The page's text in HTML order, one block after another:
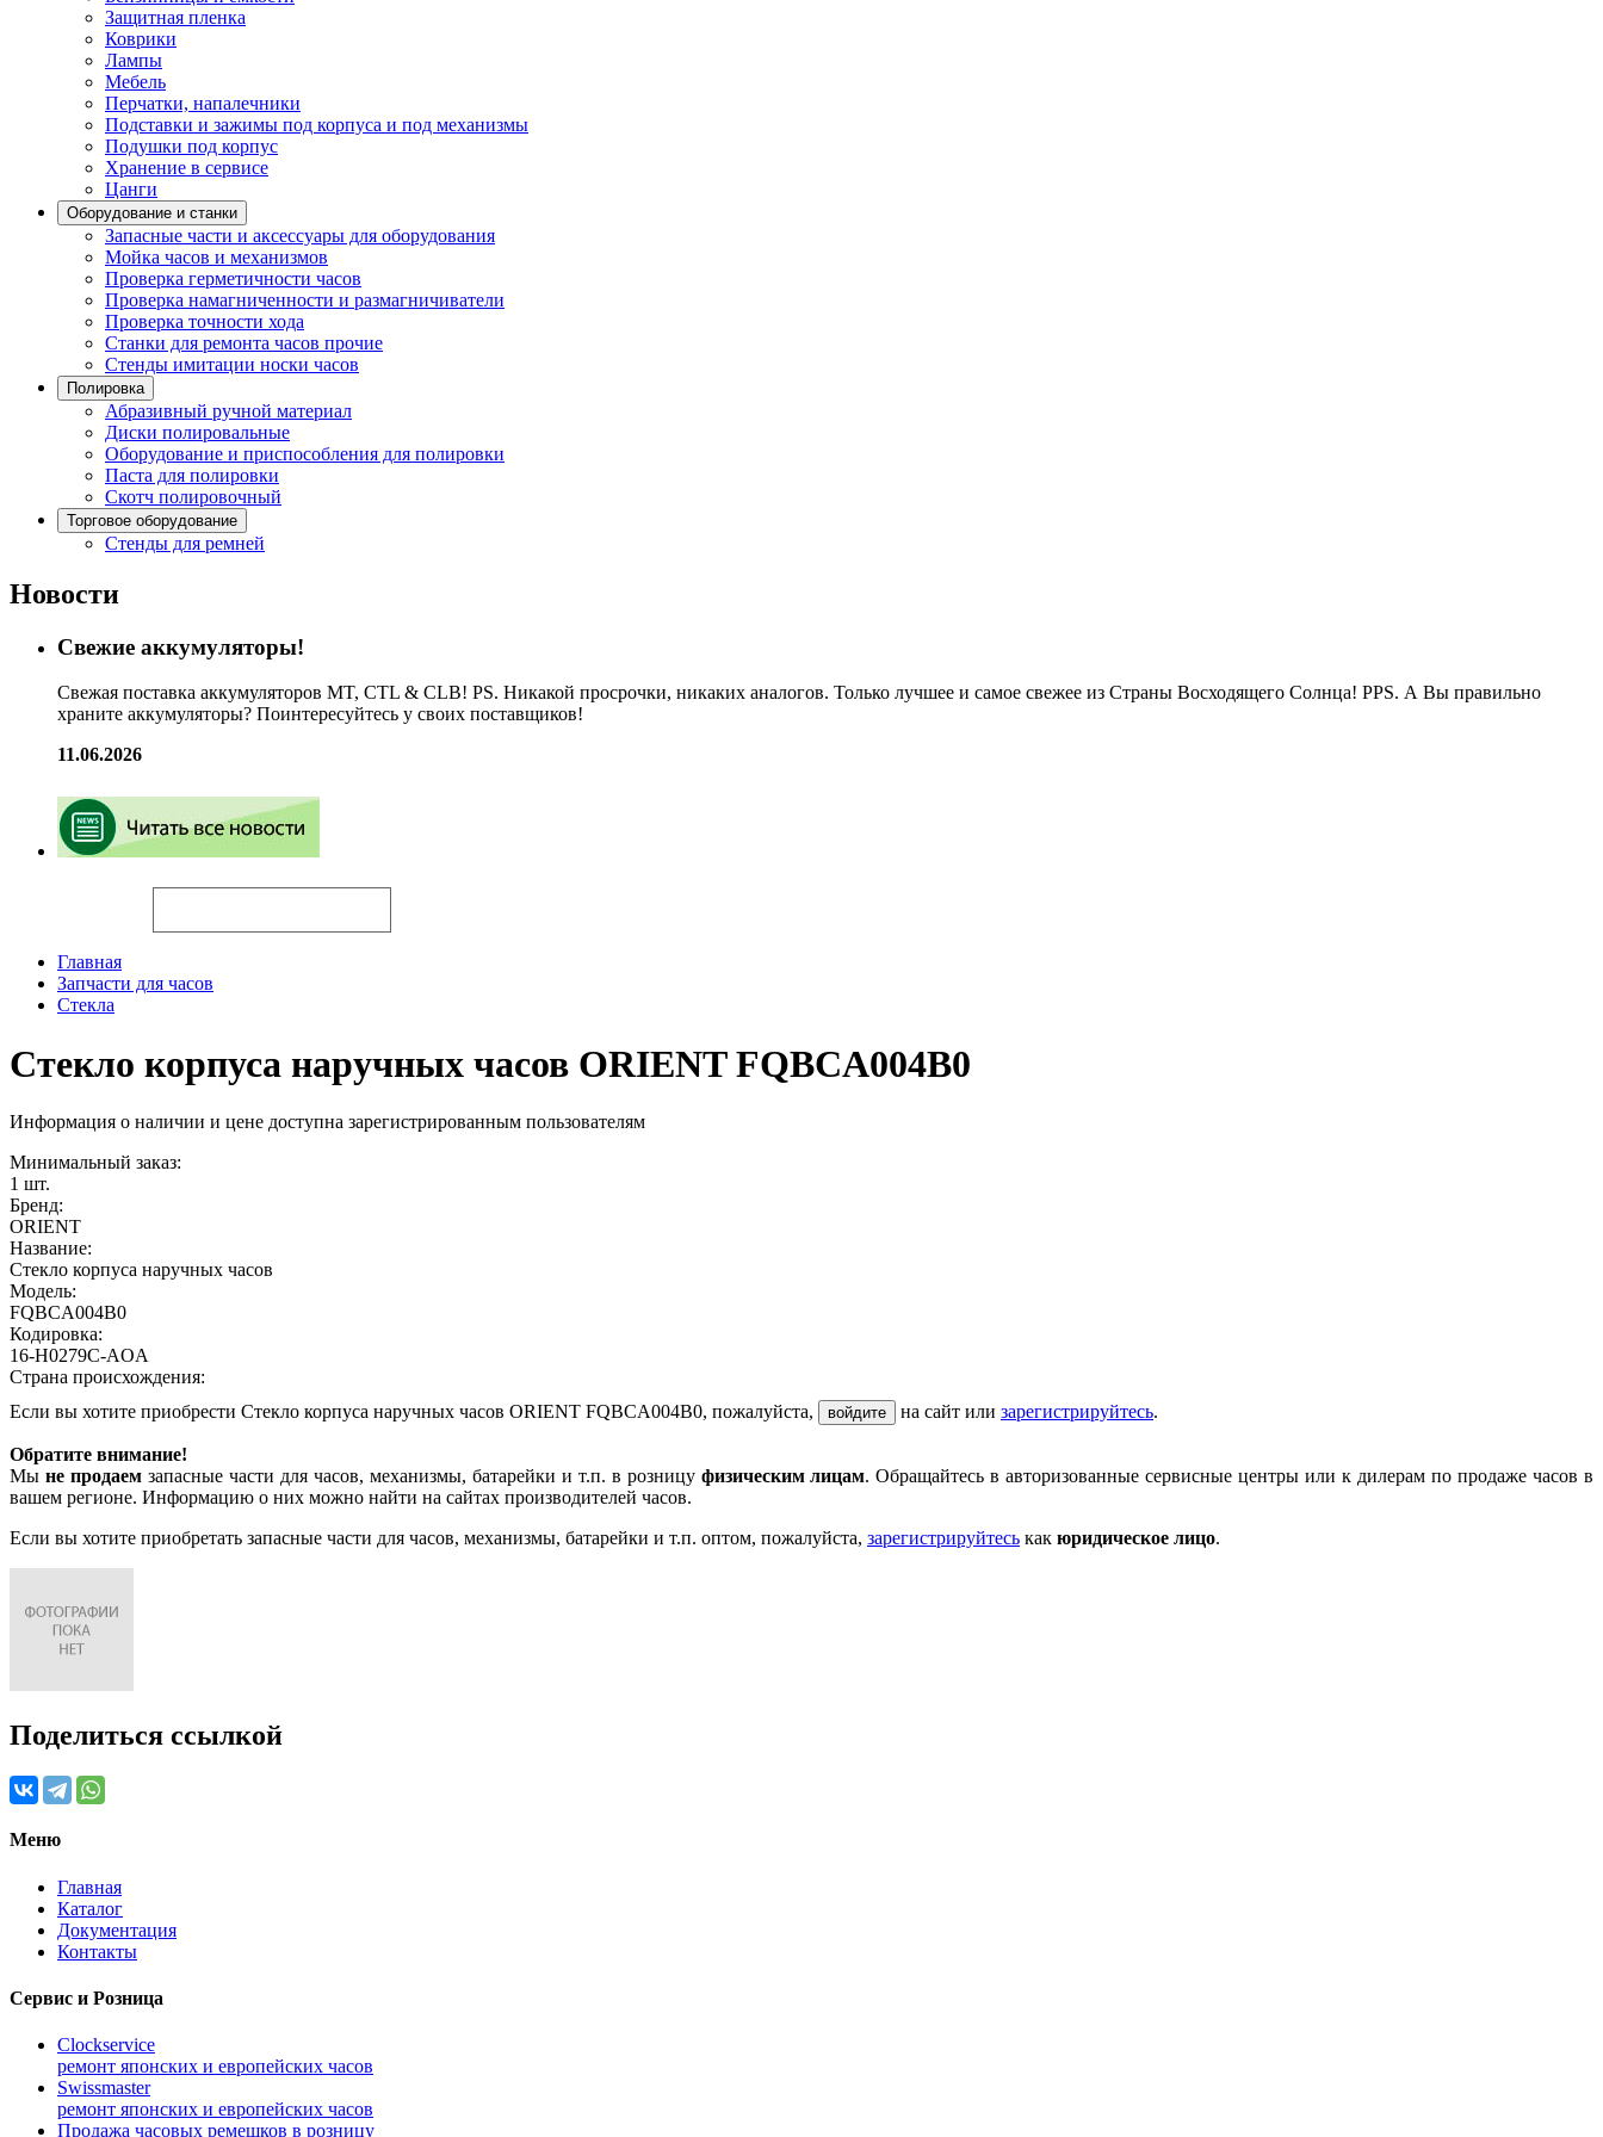
Защитная пленка
Коврики
Лампы
Мебель
Перчатки, напалечники
Подставки и зажимы под корпуса и под механизмы
Подушки под корпус
Хранение в сервисе
Цанги
Оборудование и станки
Запасные части и аксессуары для оборудования
Мойка часов и механизмов
Проверка герметичности часов
Проверка намагниченности и размагничиватели
Проверка точности хода
Станки для ремонта часов прочие
Стенды имитации носки часов
Полировка
Абразивный ручной материал
Диски полировальные
Оборудование и приспособления для полировки
Паста для полировки
Скотч полировочный
Торговое оборудование
Стенды для ремней
Новости
Свежие аккумуляторы!
Свежая поставка аккумуляторов MT, CTL & CLB! PS. Никакой просрочки, никаких аналогов. Только лучшее и самое свежее из Страны Восходящего Солнца! PPS. А Вы правильно
храните аккумуляторы? Поинтересуйтесь у своих поставщиков!
11.06.2026
Главная
Запчасти для часов
Стекла
Стекло корпуса наручных часов ORIENT FQBCA004B0
Информация о наличии и цене доступна зарегистрированным пользователям
Минимальный заказ:
1 шт.
Бренд:
ORIENT
Название:
Стекло корпуса наручных часов
Модель:
FQBCA004B0
Кодировка:
16-H0279C-AOA
Страна происхождения:
Если вы хотите приобрести Стекло корпуса наручных часов ORIENT FQBCA004B0, пожалуйста,
войдите на сайт или зарегистрируйтесь.
Обратите внимание!
Мы не продаемзапасные части для часов, механизмы, батарейки и т.п. в розницу физическим лицам. Обращайтесь в авторизованные сервисные центры или к дилерам по продаже часов в
вашем регионе. Информацию о них можно найти на сайтах производителей часов.
Если вы хотите приобретать запасные части для часов, механизмы, батарейки и т.п. оптом, пожалуйста, зарегистрируйтесь как юридическое лицо.
Поделиться ссылкой
Меню
Главная
Каталог
Документация
Контакты
Сервис и Розница
Clockservice
ремонт японских и европейских часов
Swissmaster
ремонт японских и европейских часов
Продажа часовых ремешков в розницу